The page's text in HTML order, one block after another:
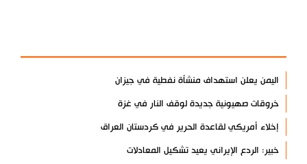
اليمن يعلن استهداف منشأة نفطية في جيزان
خروقات صهيونية جديدة لوقف النار في غزة
إخلاء أمريكي لقاعدة الحرير في كردستان العراق
خبير: الردع الإيراني يعيد تشكيل المعادلات